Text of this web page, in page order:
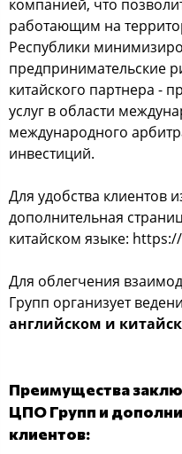
компанией, что
работающим на
Республики
предпринимательские
китайского партнера -
услуг в области
международного
инвестиций.
Для удобства клиентов
дополнительная
китайском языке:
Для облегчения
Групп организует
английском и
Преимущества
ЦПО Групп и
клиентов: